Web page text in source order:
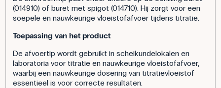
(014910) of buret met spigot (014710). Hij zorgt voor een
soepele en nauwkeurige vloeistofafvoer tijdens titratie.
Toepassing van het product
De afvoertip wordt gebruikt in scheikundelokalen en
laboratoria voor titratie en nauwkeurige vloeistofafvoer,
waarbij een nauwkeurige dosering van titratievloeistof
essentieel is voor correcte resultaten.